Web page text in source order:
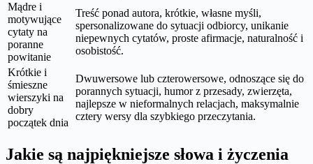
Mądre i
motywujące
cytaty na
poranne
powitanie
Treść ponad autora, krótkie, własne myśli,
spersonalizowane do sytuacji odbiorcy, unikanie
niepewnych cytatów, proste afirmacje, naturalność i
osobistość.
Krótkie i
śmieszne
wierszyki na
dobry
początek dnia
Dwuwersowe lub czterowersowe, odnoszące się do
porannych sytuacji, humor z przesady, zwierzęta,
najlepsze w nieformalnych relacjach, maksymalnie
cztery wersy dla szybkiego przeczytania.
Jakie są najpiękniejsze słowa i życzenia